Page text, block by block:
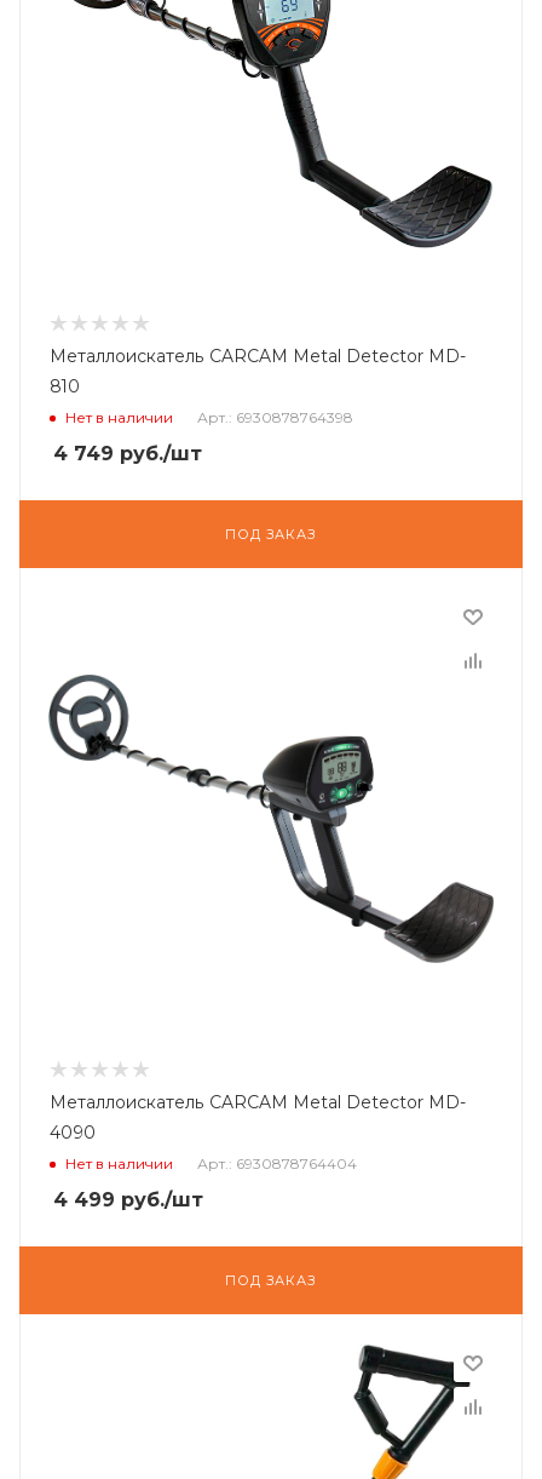
Металлоискатель CARCAM Metal Detector MD-
810
Нет в наличии Арт.: 6930878764398
4 749 руб./шт
ПОД ЗАКАЗ
Металлоискатель CARCAM Metal Detector MD-
4090
Нет в наличии Арт.: 6930878764404
4 499 руб./шт
ПОД ЗАКАЗ